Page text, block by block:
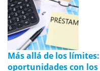
Más allá de los
oportunidades con